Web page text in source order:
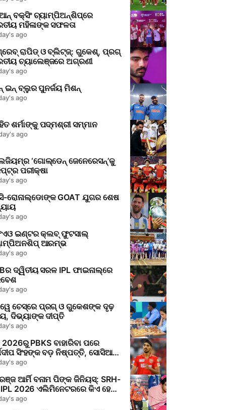
ବକ୍ସିଂ ଚ୍ୟାମ୍ପିଅନ୍‌ଶିପ୍‌ରେ
ମହିଳାଙ୍କ ସଫଳତା
ago
ରାପିଡ୍ ଓ ବ୍ଲିଟ୍ଜ୍: ଗୁକେଶ୍, ପ୍ରଗ୍
ଚ୍ୟାଲେଞ୍ଜରେ ଅଗ୍ରଣୀ
ago
ଇନ୍ ବ୍ଲୁର ପୁନର୍ଜୟ ମିଶନ୍
ago
ଶର୍ମାଙ୍କୁ ପଦ୍ମଶ୍ରୀ ସମ୍ମାନ
ago
‘ଗୋଲ୍ଡେନ୍ ଜେନେରେସନ୍’କୁ
ପରୀକ୍ଷା
ago
ରୋନାଲ୍ଡୋଙ୍କ GOAT ଯୁଗର ଶେଷ
ago
ଇଣ୍ଟର କ୍ଲବ୍ ଫୁଟସାଲ୍
ଆରମ୍ଭ
ago
ଦ୍ୱିତୀୟ ସରଳ IPL ଫାଇନାଲ୍‌ରେ
ago
ଚେସ୍‌ରେ ପ୍ରଗ୍‌ ଓ ଗୁକେଶଙ୍କ ଦୃଢ଼
ଦିଭ୍ୟାଙ୍କ ଦୀପ୍ତି
ago
2026ରୁ PBKS ବାହାରିବା ପରେ
ସିଂହଙ୍କ ବଡ଼ ନିଷ୍ପତ୍ତି, ସୋସିଆଲ
ଆଲୋଚନା ପରେ କଲେ ବଡ଼
ago
ଆର୍ମି ବନାମ ପିଙ୍କ ଜିନିୟସ୍: SRH-
IPL 2026 ଏଲିମିନେଟରରେ କିଏ ହେବ
ago